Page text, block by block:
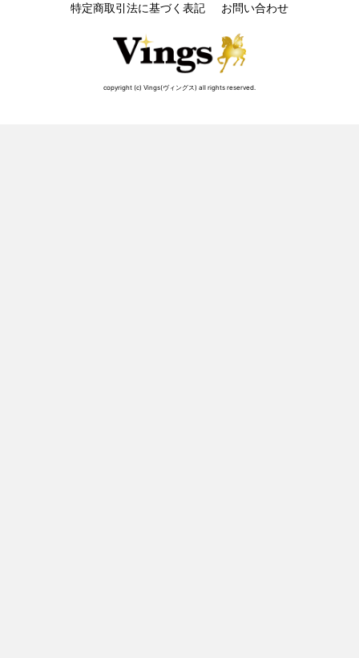
特定商取引法に基づく表記
お問い合わせ
copyright (c) Vings(ヴィングス) all rights reserved.